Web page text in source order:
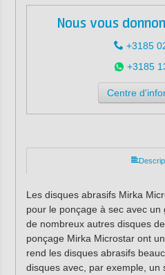
Nous vous
+3185
+3185
Centre
Les disques abrasifs Mirka
pour le ponçage à sec avec un
de nombreux autres disques
ponçage Mirka Microstar ont
rend les disques abrasifs
disques avec, par exemple, un